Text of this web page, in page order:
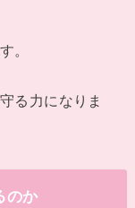
。
る力になりま
のか